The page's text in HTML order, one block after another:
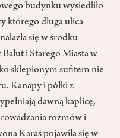
budynku wysiedliło
którego długa ulica
się w środku
i Starego Miasta w
sklepionym sufitem nie
Kanapy i półki z
dawną kaplicę,
rozmów i
Karaś pojawiła się w